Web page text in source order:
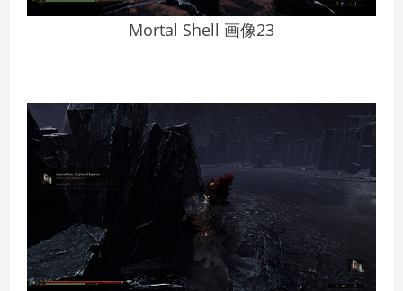
Mortal Shell 画像23